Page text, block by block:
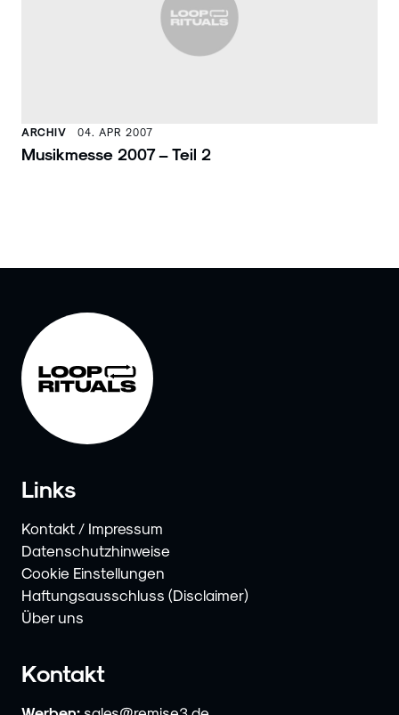
ARCHIV 04. APR 2007
Musikmesse 2007 – Teil 2
Links
Kontakt / Impressum
Datenschutzhinweise
Cookie Einstellungen
Haftungsausschluss (Disclaimer)
Über uns
Kontakt